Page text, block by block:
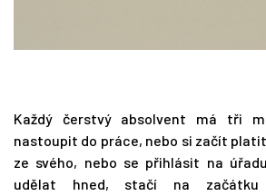
Každý čerstvý absolvent má tři
nastoupit do práce, nebo si začít
ze svého, nebo se přihlásit na
udělat hned, stačí na začátku